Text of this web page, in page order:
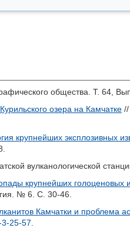
общества. Т. 64,
озера на Камчатке
крупнейших эксплозивных
вулканологической
крупнейших голоценовых
№ 6. С. 30-46.
Камчатки и проблема
25-57